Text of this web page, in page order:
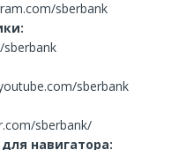
sberbank
sberbank
sberbank/
навигатора: